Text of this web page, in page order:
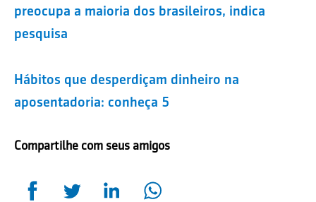
preocupa a maioria dos brasileiros, indica
pesquisa
Hábitos que desperdiçam dinheiro na
aposentadoria: conheça 5
Compartilhe com seus amigos